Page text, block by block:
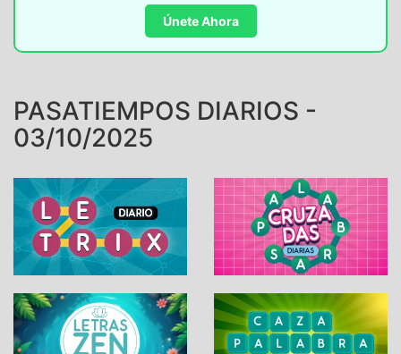
Únete Ahora
PASATIEMPOS DIARIOS -
03/10/2025